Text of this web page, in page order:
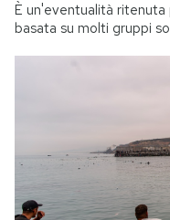
È un'eventualità
basata su molti gruppi